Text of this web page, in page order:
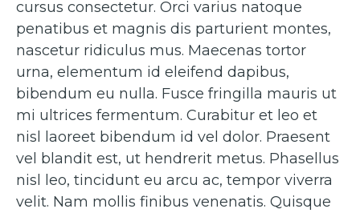
cursus consectetur. Orci varius natoque
penatibus et magnis dis parturient montes,
nascetur ridiculus mus. Maecenas tortor
urna, elementum id eleifend dapibus,
bibendum eu nulla. Fusce fringilla mauris ut
mi ultrices fermentum. Curabitur et leo et
nisl laoreet bibendum id vel dolor. Praesent
vel blandit est, ut hendrerit metus. Phasellus
nisl leo, tincidunt eu arcu ac, tempor viverra
velit. Nam mollis finibus venenatis. Quisque